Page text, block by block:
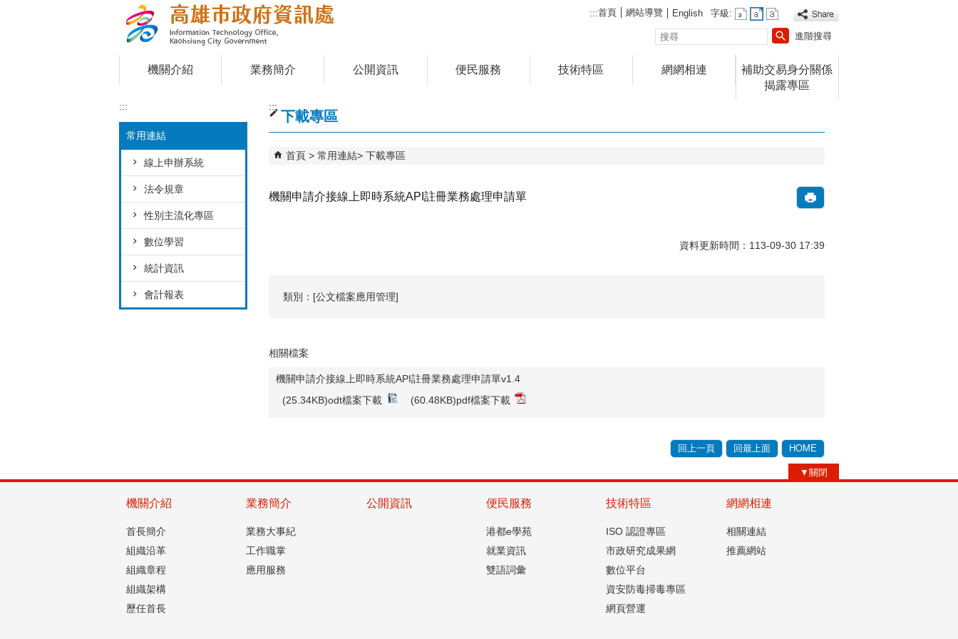
:::首頁 網站導覽 English
字級:
搜
尋
進階搜尋
機關介紹 業務簡介 公開資訊 便民服務 技術特區 網網相連
補助交易身分關係
揭露專區
:::
常用連結
線上申辦系統
法令規章
性別主流化專區
數位學習
統計資訊
會計報表
:::
下載專區
首頁 常用連結 下載專區
機關申請介接線上即時系統API註冊業務處理申請單
資料更新時間：113-09-30 17:39
類別：[公文檔案應用管理]
相關檔案
機關申請介接線上即時系統API註冊業務處理申請單v1.4
(25.34KB)odt檔案下載
(60.48KB)pdf檔案下載
回上一頁 回最上面 HOME
▼關閉
機關介紹
首長簡介
組織沿革
組織章程
組織架構
歷任首長
業務簡介
業務大事紀
工作職掌
應用服務
公開資訊 便民服務
港都e學苑
就業資訊
雙語詞彙
技術特區
ISO 認證專區
市政研究成果網
數位平台
資安防毒掃毒專區
網頁營運
網網相連
相關連結
推薦網站